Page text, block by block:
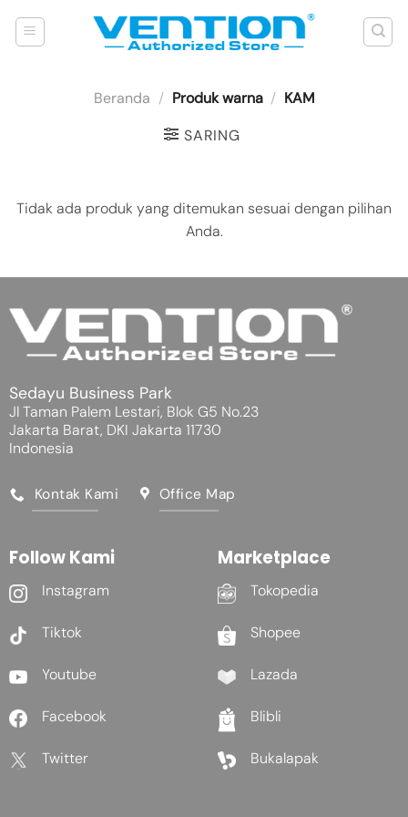
Beranda / Produk warna / KAM
SARING
Tidak ada produk yang ditemukan sesuai dengan pilihan
Anda.
Sedayu Business Park
Jl Taman Palem Lestari, Blok G5 No.23
Jakarta Barat, DKI Jakarta 11730
Indonesia
Kontak Kami Office Map
Follow Kami
Instagram
Tiktok
Youtube
Facebook
Twitter
Marketplace
Tokopedia
Shopee
Lazada
Blibli
Bukalapak